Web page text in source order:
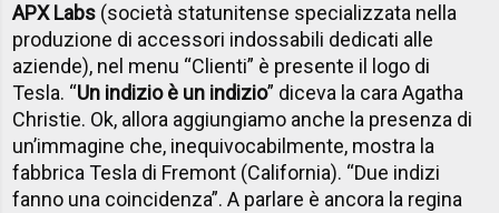
APX Labs (società statunitense specializzata nella
produzione di accessori indossabili dedicati alle
aziende), nel menu “Clienti” è presente il logo di
Tesla. “Un indizio è un indizio” diceva la cara Agatha
Christie. Ok, allora aggiungiamo anche la presenza di
un’immagine che, inequivocabilmente, mostra la
fabbrica Tesla di Fremont (California). “Due indizi
fanno una coincidenza”. A parlare è ancora la regina